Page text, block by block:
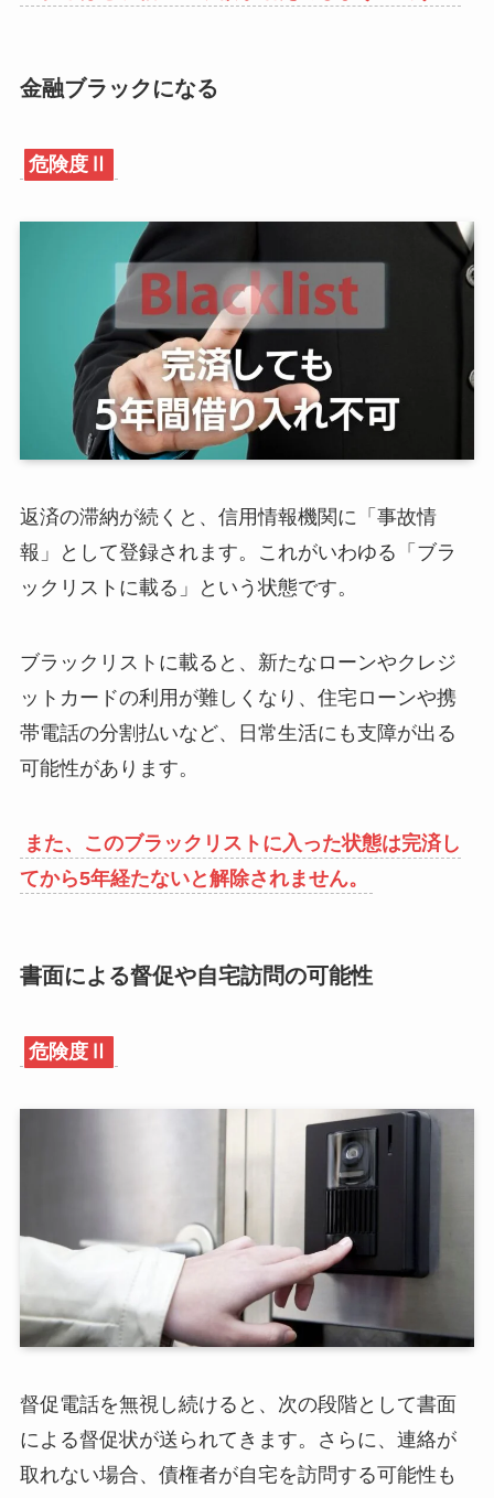
金融ブラックになる
危険度Ⅱ
返済の滞納が続くと、信用情報機関に「事故情
報」として登録されます。これがいわゆる「ブラ
ックリストに載る」という状態です。
ブラックリストに載ると、新たなローンやクレジ
ットカードの利用が難しくなり、住宅ローンや携
帯電話の分割払いなど、日常生活にも支障が出る
可能性があります。
また、このブラックリストに入った状態は完済し
てから5年経たないと解除されません。
書面による督促や自宅訪問の可能性
危険度Ⅱ
督促電話を無視し続けると、次の段階として書面
による督促状が送られてきます。さらに、連絡が
取れない場合、債権者が自宅を訪問する可能性も